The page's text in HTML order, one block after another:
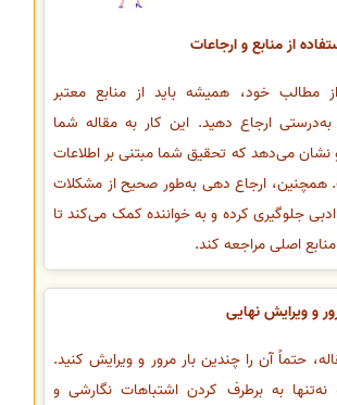
از منابع و ارجاعات
مطالب خود، همیشه باید از منابع معتبر
به‌درستی ارجاع دهید. این کار به مقاله شما
نشان می‌دهد که تحقیق شما مبتنی بر اطلاعات
همچنین، ارجاع دهی به‌طور صحیح از مشکلات
جلوگیری کرده و به خواننده کمک می‌کند تا
اصلی مراجعه کند.
و ویرایش نهایی
حتماً آن را چندین بار مرور و ویرایش کنید.
نه‌تنها به برطرف کردن اشتباهات نگارشی و